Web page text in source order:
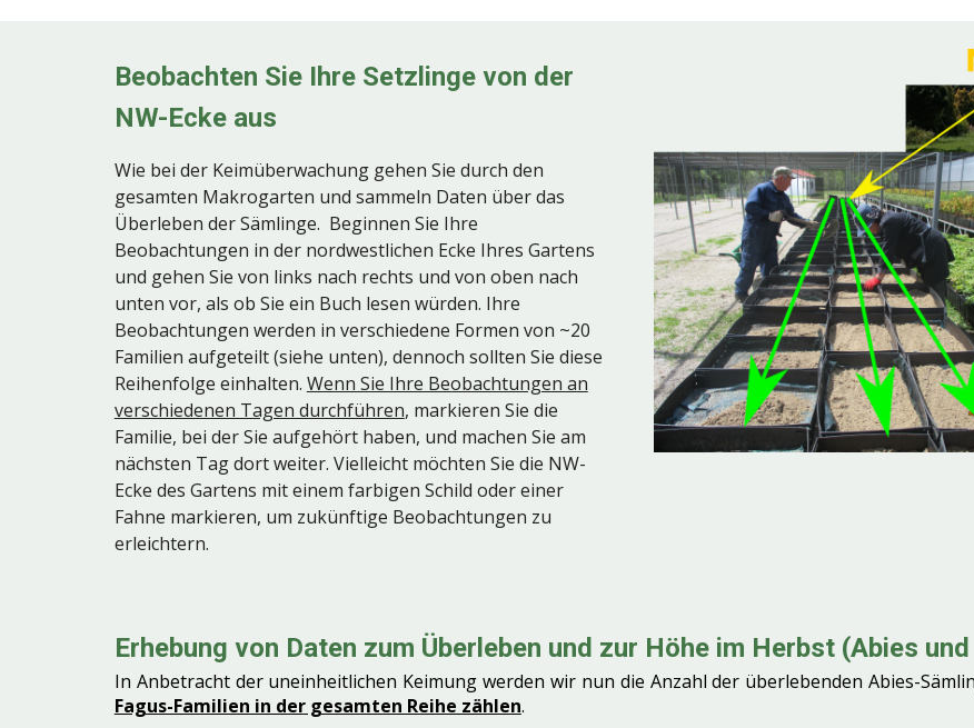
Beobachten Sie Ihre Setzlinge von der
NW-Ecke aus
Wie bei der Keimüberwachung gehen Sie durch den
gesamten Makrogarten und sammeln Daten über das
Überleben der Sämlinge. Beginnen Sie Ihre
Beobachtungen in der nordwestlichen Ecke Ihres Gartens
und gehen Sie von links nach rechts und von oben nach
unten vor, als ob Sie ein Buch lesen würden. Ihre
Beobachtungen werden in verschiedene Formen von ~20
Familien aufgeteilt (siehe unten), dennoch sollten Sie diese
Reihenfolge einhalten. Wenn Sie Ihre Beobachtungen an
verschiedenen Tagen durchführen, markieren Sie die
Familie, bei der Sie aufgehört haben, und machen Sie am
nächsten Tag dort weiter. Vielleicht möchten Sie die NW-
Ecke des Gartens mit einem farbigen Schild oder einer
Fahne markieren, um zukünftige Beobachtungen zu
erleichtern.
Erhebung von Daten zum Überleben und zur Höhe im Herbst (Abies
In Anbetracht der uneinheitlichen Keimung werden wir nun die Anzahl der überlebenden Abies-
Fagus-Familien in der gesamten Reihe zählen.